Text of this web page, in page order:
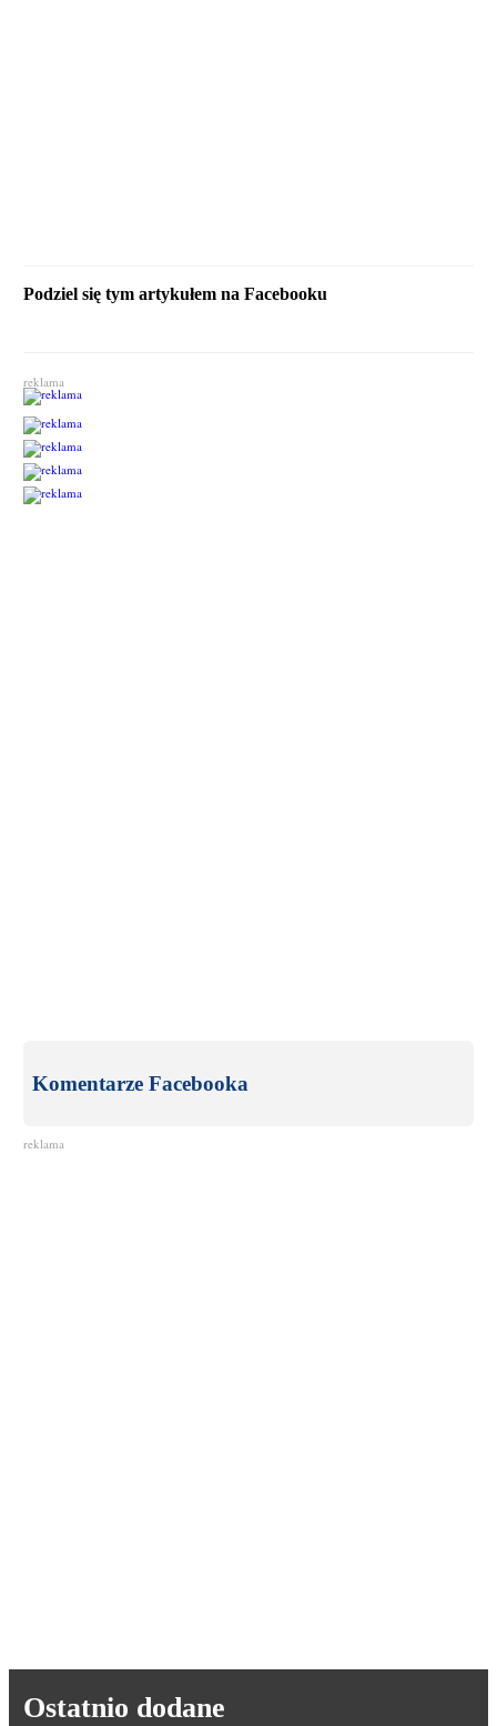
Podziel się tym artykułem na Facebooku
reklama
Komentarze Facebooka
reklama
Ostatnio dodane